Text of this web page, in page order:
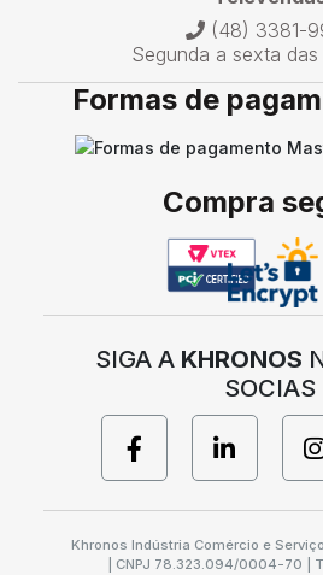
(48) 3381-
Segunda a sexta das
Formas de
Compra
SIGA A KHRONOS
SOCIAS
Khronos Indústria Comércio e
| CNPJ 78.323.094/0004-70 |